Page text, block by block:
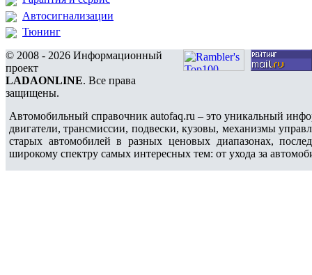
Автосигнализации
Тюнинг
© 2008 - 2026 Информационный
проект
LADAONLINE. Все права
защищены.
Автомобильный справочник autofaq.ru – это уникальный
двигатели, трансмиссии, подвески, кузовы, механизмы
старых автомобилей в разных ценовых диапазонах,
широкому спектру самых интересных тем: от ухода за